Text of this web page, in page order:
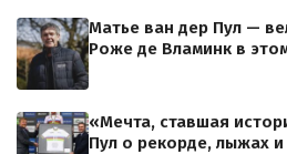
Матье ван дер Пул —
Роже де Вламинк в
«Мечта, ставшая
Пул о рекорде, лыжах